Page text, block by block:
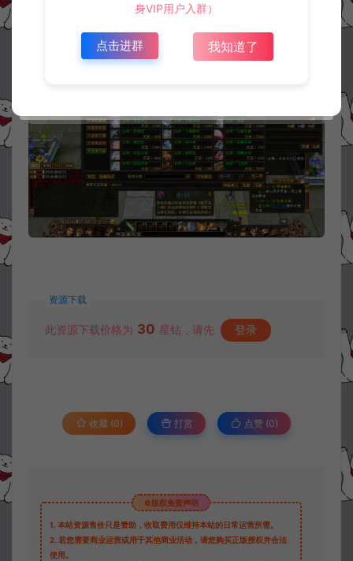
资源下载
此资源下载价格为 30 星钻，请先 登录
收藏 (0) 打赏 点赞 (0)
©版权免责声明
1. 本站资源售价只是赞助，收取费用仅维持本站的日常运营所需。
2. 若您需要商业运营或用于其他商业活动，请您购买正版授权并合法
使用。
身VIP用户入群）
点击进群 我知道了